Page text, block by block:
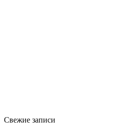
Свежие записи